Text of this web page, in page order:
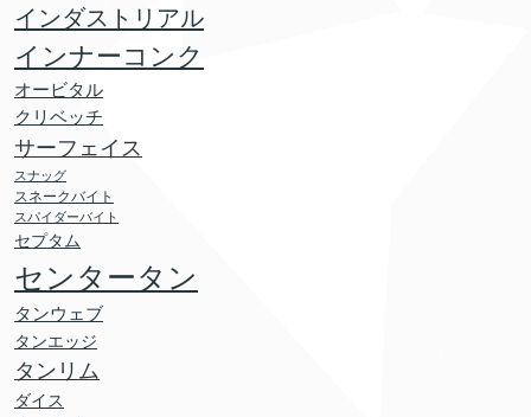
インダストリアル
インナーコンク
オービタル
クリベッチ
サーフェイス
スナッグ
スネークバイト
スパイダーバイト
セプタム
センタータン
タンウェブ
タンエッジ
タンリム
ダイス